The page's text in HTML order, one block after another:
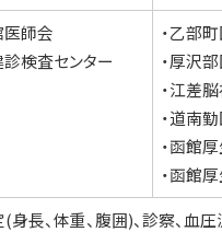
師会
検査センター
・乙部
・厚沢
・江差
・道南
・函館
・函館
(身長、体重、腹囲)、診察、血